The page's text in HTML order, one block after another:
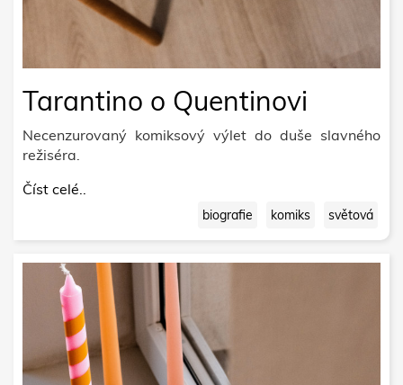
Tarantino o Quentinovi
Necenzurovaný komiksový výlet do duše slavného
režiséra.
Číst celé..
biografie komiks světová